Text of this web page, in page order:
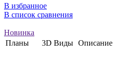
В избранное
В список сравнения
Новинка
Планы
3D Виды Описание